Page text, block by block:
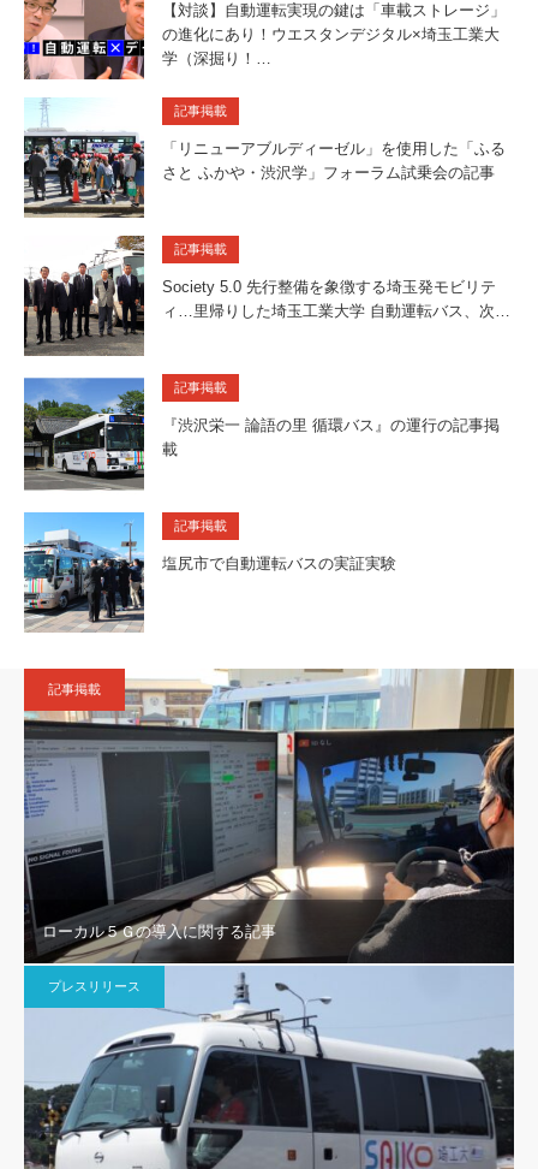
【対談】自動運転実現の鍵は「車載ストレージ」
の進化にあり！ウエスタンデジタル×埼玉工業大
学（深掘り！…
記事掲載
「リニューアブルディーゼル」を使用した「ふる
さと ふかや・渋沢学」フォーラム試乗会の記事
記事掲載
Society 5.0 先行整備を象徴する埼玉発モビリテ
ィ…里帰りした埼玉工業大学 自動運転バス、次…
記事掲載
『渋沢栄一 論語の里 循環バス』の運行の記事掲
載
記事掲載
塩尻市で自動運転バスの実証実験
記事掲載
ローカル５Ｇの導入に関する記事
プレスリリース